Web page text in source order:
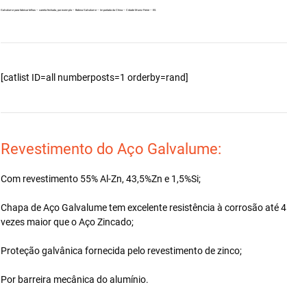
Galvalume para fabricar telhas – carreta fechada, por exemplo – Bobina Galvalume – Importada da China – Cidade Muniz Freire – ES.
[catlist ID=all numberposts=1 orderby=rand]
Revestimento do Aço Galvalume:
Com revestimento 55% Al-Zn, 43,5%Zn e 1,5%Si;
Chapa de Aço Galvalume tem excelente resistência à corrosão até 4
vezes maior que o Aço Zincado;
Proteção galvânica fornecida pelo revestimento de zinco;
Por barreira mecânica do alumínio.